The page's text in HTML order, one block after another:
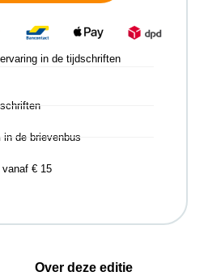
Over deze editie
in de tijdschriften
in de brievenbus
vanaf € 15